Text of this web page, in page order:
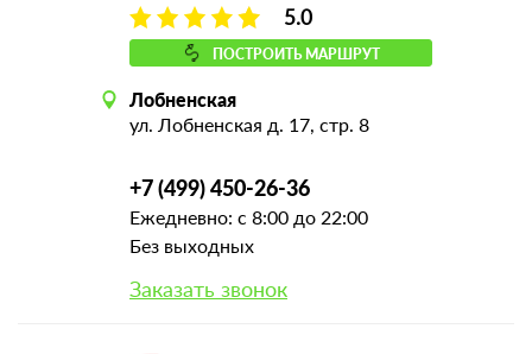
5.0
ПОСТРОИТЬ МАРШРУТ
Лобненская
ул. Лобненская д. 17, стр. 8
+7 (499) 450-26-36
Ежедневно: с 8:00 до 22:00
Без выходных
Заказать звонок